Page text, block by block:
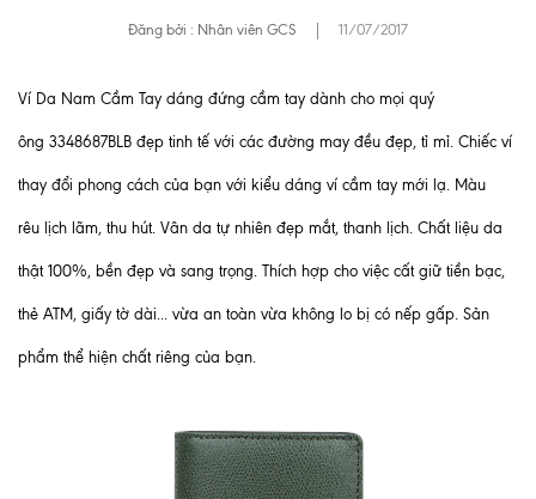
Đăng bởi : Nhân viên GCS 11/07/2017
Ví Da Nam Cầm Tay dáng đứng cầm tay dành cho mọi quý
ông 3348687BLB đẹp tinh tế với các đường may đều đẹp, tỉ mỉ. Chiếc ví
thay đổi phong cách của bạn với kiểu dáng ví cầm tay mới lạ. Màu
rêu lịch lãm, thu hút. Vân da tự nhiên đẹp mắt, thanh lịch. Chất liệu da
thật 100%, bền đẹp và sang trọng. Thích hợp cho việc cất giữ tiền bạc,
thẻ ATM, giấy tờ dài... vừa an toàn vừa không lo bị có nếp gấp. Sản
phẩm thể hiện chất riêng của bạn.